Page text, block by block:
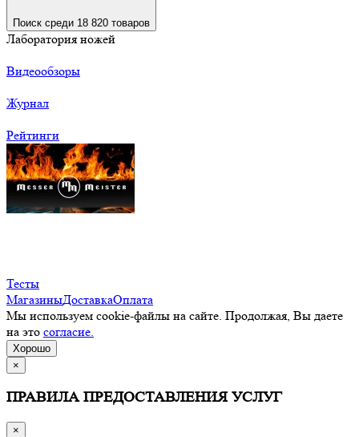
Поиск среди 18 820 товаров
Лаборатория ножей
Видеообзоры
Журнал
Рейтинги
Тесты
МагазиныДоставкаОплата
Мы используем cookie-файлы на сайте. Продолжая, Вы даете
на это согласие.
Хорошо
×
ПРАВИЛА ПРЕДОСТАВЛЕНИЯ УСЛУГ
×